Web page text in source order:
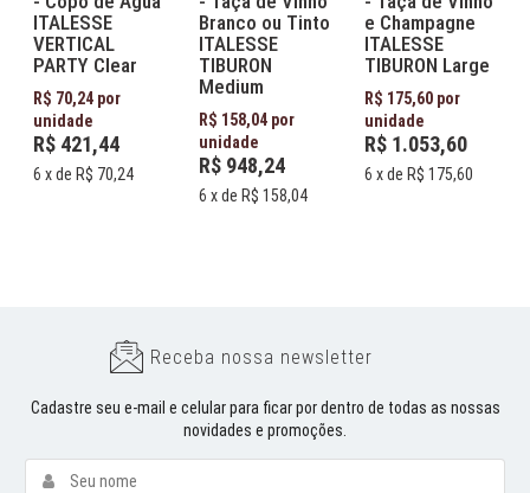
ITALESSE
VERTICAL
PARTY Clear
R$ 70,24 por
unidade
R$ 421,44
6 x de R$ 70,24
Branco ou Tinto
ITALESSE
TIBURON
Medium
R$ 158,04 por
unidade
R$ 948,24
6 x de R$ 158,04
e Champagne
ITALESSE
TIBURON Large
R$ 175,60 por
unidade
R$ 1.053,60
6 x de R$ 175,60
Receba nossa newsletter
Cadastre seu e-mail e celular para ficar por dentro de todas as nossas
novidades e promoções.